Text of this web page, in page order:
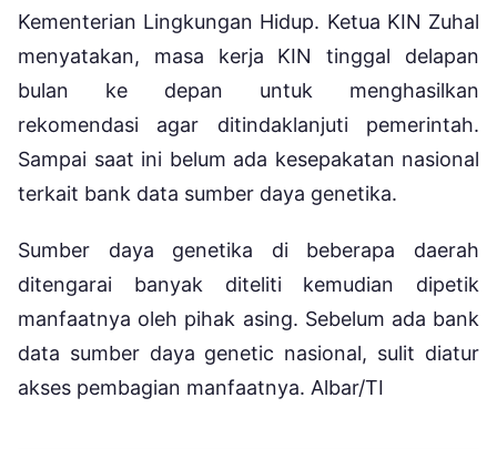
Kementerian Lingkungan Hidup. Ketua KIN Zuhal
menyatakan, masa kerja KIN tinggal delapan
bulan ke depan untuk menghasilkan
rekomendasi agar ditindaklanjuti pemerintah.
Sampai saat ini belum ada kesepakatan nasional
terkait bank data sumber daya genetika.
Sumber daya genetika di beberapa daerah
ditengarai banyak diteliti kemudian dipetik
manfaatnya oleh pihak asing. Sebelum ada bank
data sumber daya genetic nasional, sulit diatur
akses pembagian manfaatnya. Albar/TI